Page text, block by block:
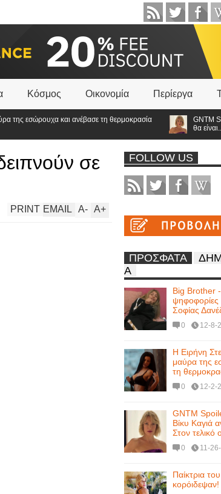
Κόσμος Οικονομία Περίεργα
εσώρουχα και ανέβασε τη θερμοκρασία
GNTM
θα είναι...
σε
A+
A-
EMAIL
PRINT
FOLLOW US
ΠΡΟΣΦΑΤΑ
Α
Big Brother -
Σοφίας
0 12-8-
Η Ειρήνη
μαύρα της
τη
0 12-2-
GNTM
Βίκυ Καγιά
Στον τελικό
0 11-
Παίκτρια